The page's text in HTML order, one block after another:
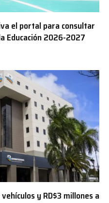
el portal para consultar
Educación 2026-2027
y RD$3 millones a